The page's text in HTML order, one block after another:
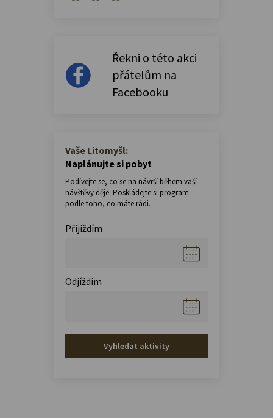
Řekni o této akci
přátelům na
Facebooku
Vaše Litomyšl:
Naplánujte si pobyt
Podívejte se, co se na návrší během vaší
návštěvy děje. Poskládejte si program
podle toho, co máte rádi.
Přijíždím
Odjíždím
Vyhledat aktivity